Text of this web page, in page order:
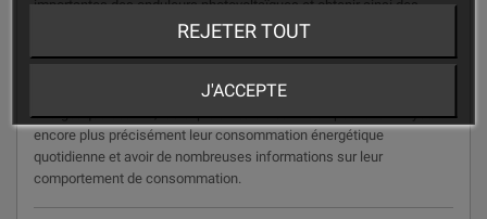
importantes des onduleurs photovoltaïques et obtenir ainsi des
informations sur la puissance et la production. Grâce au Sunny
utilisateurs des informations encore plus détaillées. Via le bilan
énergétique détaillé, les exploitants d'installation peuvent analyser
encore plus précisément leur consommation énergétique
quotidienne et avoir de nombreuses informations sur leur
comportement de consommation.
REJETER TOUT
J'ACCEPTE